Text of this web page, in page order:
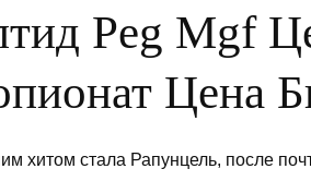
Peg Mgf
Цена
хитом стала Рапунцель, после